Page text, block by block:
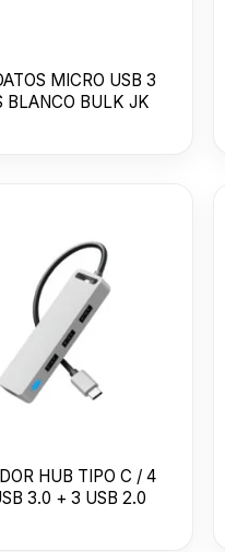
MICRO USB 3
BLANCO BULK JK
HUB TIPO C / 4
3.0 + 3 USB 2.0